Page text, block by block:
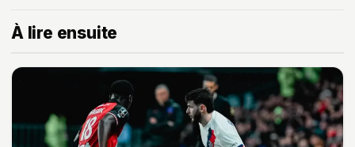
À lire ensuite